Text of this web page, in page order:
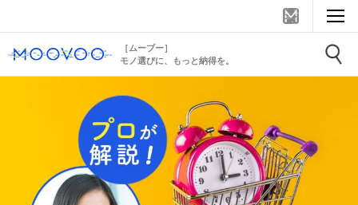
［ムーブー］
モノ選びに、もっと納得を。